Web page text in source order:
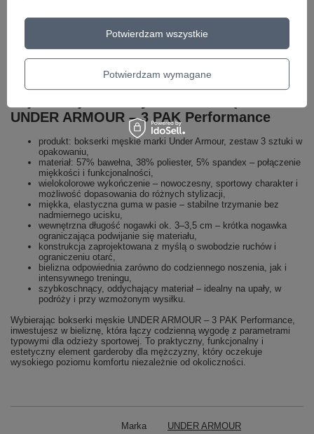
schnięcie i brak otarć. W weekend natomiast, kiedy wybierasz się na
spacer, zakupy czy krótką wycieczkę za miasto, bokserki pozostaną
niemal niewyczuwalne, zapewniając pełną wygodę także pod szortami
każdego dnia, niezależnie od planów.
UNDER ARMOUR – 3 PAK Performance
produkt: bokserki męskie marki Under Armour, zestaw 3 sztuki w
opakowaniu,
materiał: 57% bawełna, 38% poliester, 5% spandex – połączenie
miękkości i funkcjonalności,
wielokolorowe wykończenie – nowoczesny, sportowy charakter i
możliwość dopasowania do różnych stylizacji,
miękka, elastyczna guma w pasie – stabilne trzymanie bez
nadmiernego ucisku,
wewnętrzna długość nogawki ok. 3–3,5 cm – krótka nogawka
ograniczająca podwijanie się materiału,
konstrukcja zaprojektowana z myślą o swobodzie ruchów i
ograniczeniu otarć,
bielizna odpowiednia zarówno do codziennego noszenia, jak i
intensywnego treningu,
szybkoschnący, oddychający materiał – idealny na upały, w
podróży i przy wzmożonym wysiłku.
Wybierając bokserki męskie UNDER ARMOUR – 3 PAK Performance,
inwestujesz w bieliznę, która łączy codzienną wygodę z parametrami
typowymi dla odzieży sportowej. To praktyczny, funkcjonalny i
estetyczny element garderoby dla mężczyzny, który oczekuje
wysokiego poziomu komfortu niezależnie od okoliczności.
Marka UNDER ARMOUR
Potwierdzam wymagane
Potwierdzam wszystkie